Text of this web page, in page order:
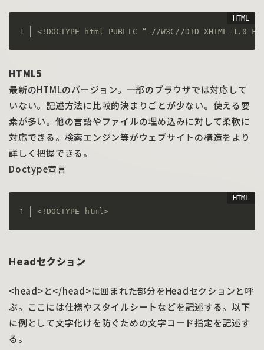
<!DOCTYPE html PUBLIC “-//W3C//DTD XHTML
HTML5
最新のHTMLのバージョン。一部のブラウザでは対応して
いない。記述方法に比較的決まりごとが少ない。使える要
素が多い。他の言語やファイルの埋め込みに対して柔軟に
対応できる。検索エンジン等がウェブサイトの構造をより
詳しく把握できる。
Doctype宣言
<!DOCTYPE html>
Headセクション
<head>と</head>に囲まれた部分をHeadセクションと呼
ぶ。ここには仕様やスタイルシートなどを記述する。以下
に例として文字化けを防ぐための文字コード指定を記述す
る。